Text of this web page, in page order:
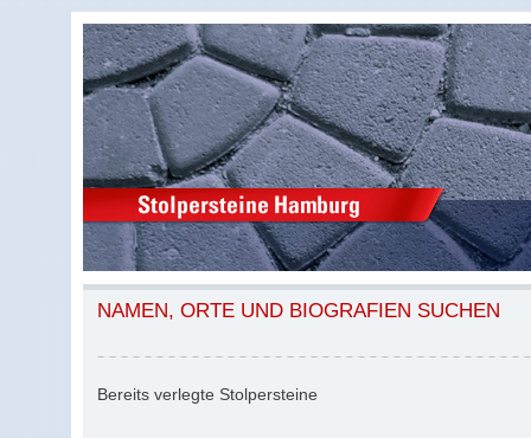
NAMEN, ORTE UND BIOGRAFIEN SUCHEN
Bereits verlegte Stolpersteine